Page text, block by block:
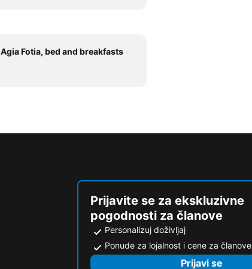
Agia Fotia, bed and breakfasts
Prijavite se za ekskluzivne
pogodnosti za članove
Personalizuj doživljaj
Ponude za lojalnost i cene za članove
Prijavi se